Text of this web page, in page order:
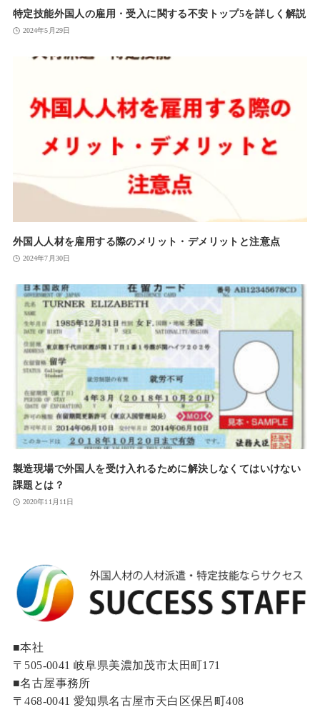
特定技能外国人の雇用・受入に関する不安トップ5を詳しく解説
2024年5月29日
外国人人材を雇用する際のメリット・デメリットと注意点
2024年7月30日
製造現場で外国人を受け入れるために解決しなくてはいけない
課題とは？
2020年11月11日
■本社
〒505-0041 岐阜県美濃加茂市太田町171
■名古屋事務所
〒468-0041 愛知県名古屋市天白区保呂町408